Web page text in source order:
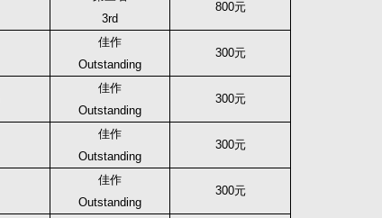
3rd
800元
佳作
Outstanding
300元
佳作
Outstanding
300元
佳作
Outstanding
300元
佳作
Outstanding
300元